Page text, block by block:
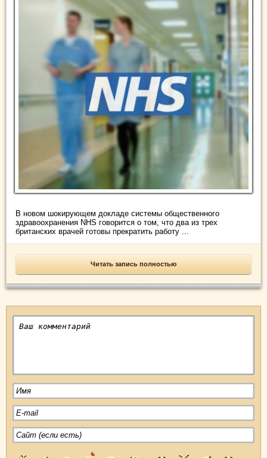
В новом шокирующем докладе системы общественного
здравоохранения NHS говорится о том, что два из трех
британских врачей готовы прекратить работу ...
Читать запись полностью